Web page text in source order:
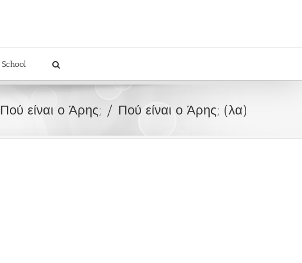
School
Πού είναι ο Άρης; Πού είναι ο Άρης; (λα)